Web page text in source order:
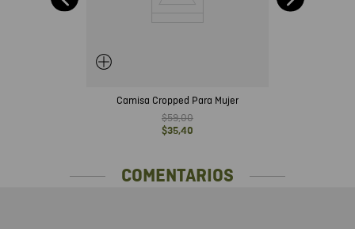
Camisa Cropped Para Mujer
$59,00
$35,40
COMENTARIOS